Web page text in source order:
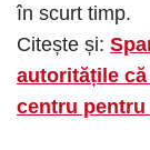
în scurt timp.
Citește și:
autoritățile
centru